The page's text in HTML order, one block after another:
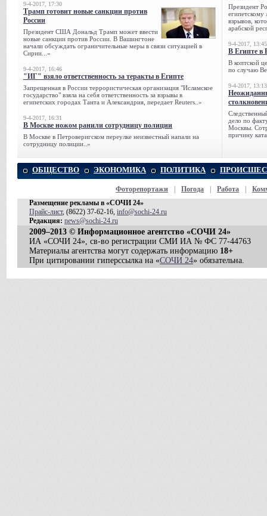
9-4-2017, 17:30
Трамп готовит новые санкции против
России
Президент США Дональд Трамп может ввести
новые санкции против России. В Вашингтоне
начали обсуждать ограничительные меры в связи ситуацией в
Сирии...»
9-4-2017, 16:46
"ИГ" взяло ответственность за теракты в Египте
Запрещенная в России террористическая организация "Исламское
государство" взяла на себя ответственность за взрывы в
египетских городах Танта и Александрия, передает Reuters..»
9-4-2017, 16:31
В Москве ножом ранили сотрудницу полиции
В Москве в Петроверигском переулке неизвестный напали на
сотрудницу полиции..»
Президент
египетскому
взрывов,
арабской
9-4-2017, 13:45
В Египте в
В коптской
по случаю
9-4-2017, 13:13
дело по
Москвы.
причину
ОБЩЕСТВО ЭКОНОМИКА ПОЛИТИКА
Фоторепортажи Погода Работа
Размещение рекламы в «СОЧИ 24»
Прайс-лист, (8622) 37-62-16, info@sochi-24.ru
Редакция: news@sochi-24.ru
2009–2013 © Информационное агентство «СОЧИ 24»
ИА «СОЧИ 24», св-во регистрации СМИ ИА № ФС 77-44763
Материалы агентства могут содержать информацию 18+
При цитировании гиперссылка на «СОЧИ 24» обязательна.